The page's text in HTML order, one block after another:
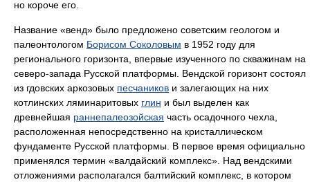
но короче его.
Название «венд» было предложено советским геологом и
палеонтологом Борисом Соколовым в 1952 году для
регионального горизонта, впервые изученного по скважинам на
северо-запада Русской платформы. Вендской горизонт состоял
из гдовских аркозовых песчаников и залегающих на них
котлинских ляминаритовых глин и был выделен как
древнейшая раннепалеозойская часть осадочного чехла,
расположенная непосредственно на кристаллическом
фундаменте Русской платформы. В первое время официально
применялся термин «валдайский комплекс». Над вендскими
отложениями располагался балтийский комплекс, в котором